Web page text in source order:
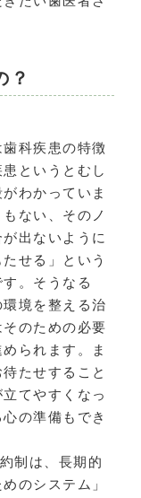
？
科疾患の特徴
というとむし
わかっていま
ない、そのノ
出ないように
せる」という
。そうなる
境を整える治
のための必要
られます。ま
たせすること
てやすくなっ
の準備もでき
制は、長期的
のシステム」